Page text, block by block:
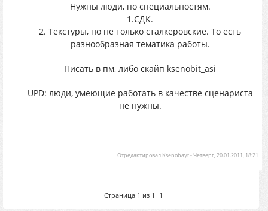
Нужны люди, по специальностям.
1.СДК.
2. Текстуры, но не только сталкеровские. То есть
разнообразная тематика работы.
Писать в пм, либо скайп ksenobit_asi
UPD: люди, умеющие работать в качестве сценариста
не нужны.
Отредактировал Ksenobayt-Четверг, 20.01.2011, 18:21
Страница 1 из 1 1